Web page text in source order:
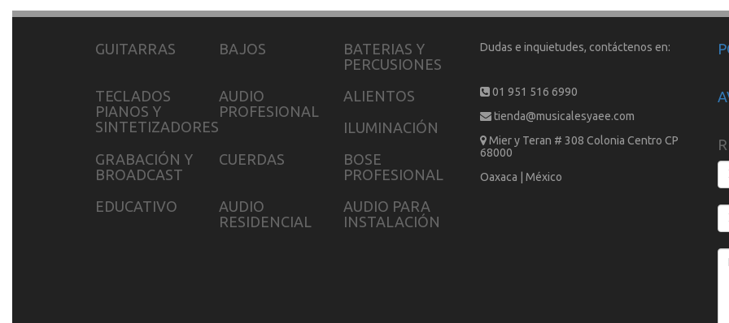
GUITARRAS BAJOS
BATERIAS Y
PERCUSIONES
TECLADOS
PIANOS Y
SINTETIZADORES
AUDIO
PROFESIONAL
ALIENTOS
ILUMINACIÓN
GRABACIÓN Y
BROADCAST
CUERDAS
BOSE
PROFESIONAL
EDUCATIVO
AUDIO
RESIDENCIAL
AUDIO PARA
INSTALACIÓN
Dudas e inquietudes, contáctenos en:
01 951 516 6990
tienda@musicalesyaee.com
Mier y Teran # 308 Colonia Centro CP
68000
Oaxaca | México